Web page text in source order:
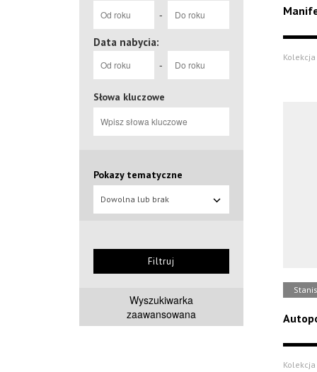
-
Data nabycia:
-
Słowa kluczowe
Pokazy tematyczne
Dowolna lub brak
Filtruj
Wyszukiwarka
zaawansowana
Kolekcja
Kolekcja